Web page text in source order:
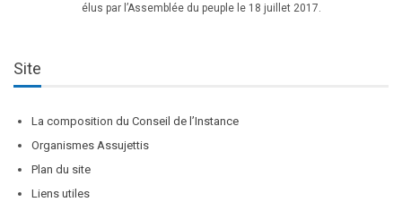
élus par l’Assemblée du peuple le 18 juillet 2017.
Site
La composition du Conseil de l’Instance
Organismes Assujettis
Plan du site
Liens utiles